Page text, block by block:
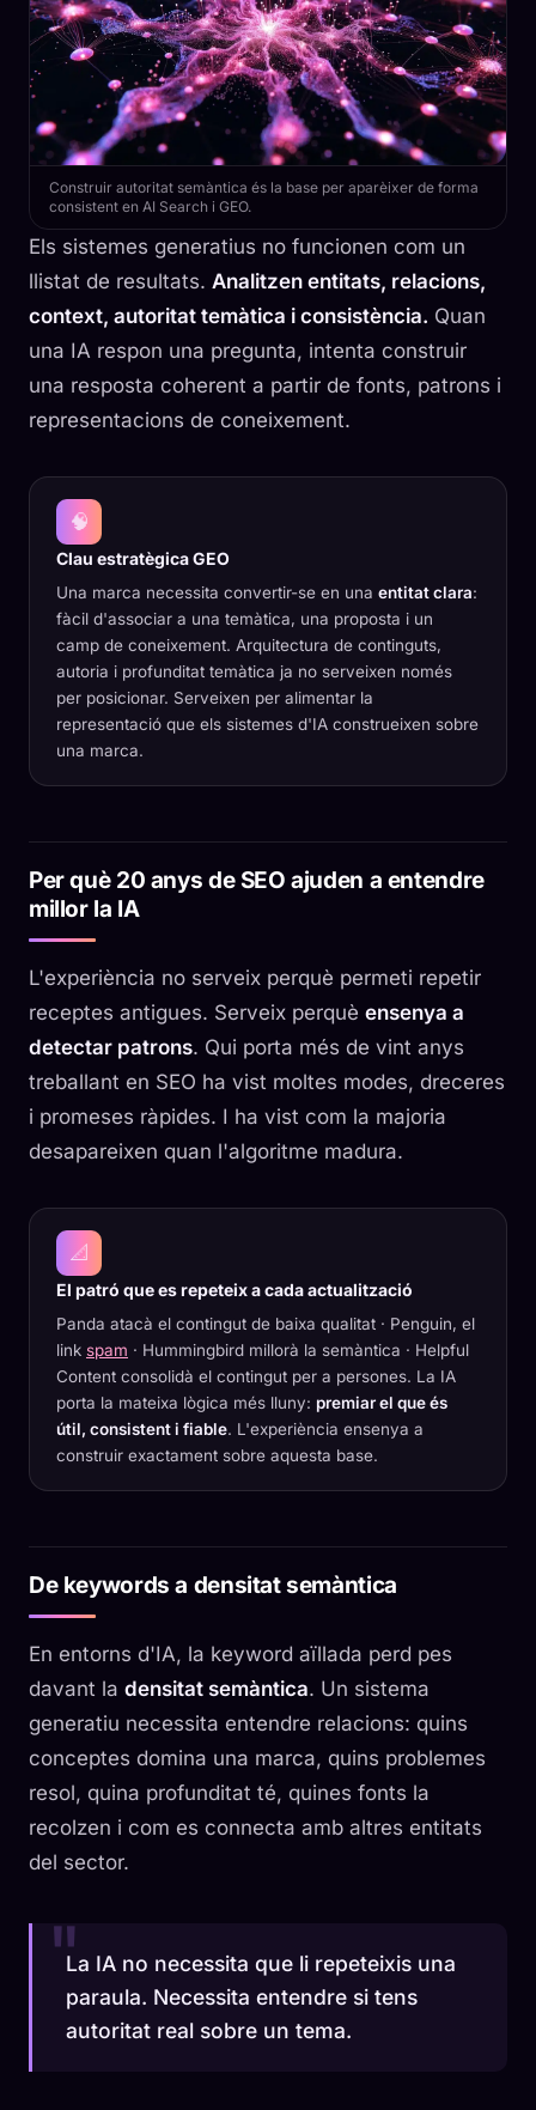
Construir autoritat semàntica és la base per aparèixer de forma
consistent en AI Search i GEO.
Els sistemes generatius no funcionen com un
llistat de resultats. Analitzen entitats, relacions,
context, autoritat temàtica i consistència. Quan
una IA respon una pregunta, intenta construir
una resposta coherent a partir de fonts, patrons i
representacions de coneixement.
🧠
Clau estratègica GEO
Una marca necessita convertir-se en una entitat clara:
fàcil d'associar a una temàtica, una proposta i un
camp de coneixement. Arquitectura de continguts,
autoria i profunditat temàtica ja no serveixen només
per posicionar. Serveixen per alimentar la
representació que els sistemes d'IA construeixen sobre
una marca.
Per què 20 anys de SEO ajuden a entendre
millor la IA
L'experiència no serveix perquè permeti repetir
receptes antigues. Serveix perquè ensenya a
detectar patrons. Qui porta més de vint anys
treballant en SEO ha vist moltes modes, dreceres
i promeses ràpides. I ha vist com la majoria
desapareixen quan l'algoritme madura.
📐
El patró que es repeteix a cada actualització
Panda atacà el contingut de baixa qualitat · Penguin, el
link spam · Hummingbird millorà la semàntica · Helpful
Content consolidà el contingut per a persones. La IA
porta la mateixa lògica més lluny: premiar el que és
útil, consistent i fiable. L'experiència ensenya a
construir exactament sobre aquesta base.
De keywords a densitat semàntica
En entorns d'IA, la keyword aïllada perd pes
davant la densitat semàntica. Un sistema
generatiu necessita entendre relacions: quins
conceptes domina una marca, quins problemes
resol, quina profunditat té, quines fonts la
recolzen i com es connecta amb altres entitats
del sector.
La IA no necessita que li repeteixis una
paraula. Necessita entendre si tens
autoritat real sobre un tema.